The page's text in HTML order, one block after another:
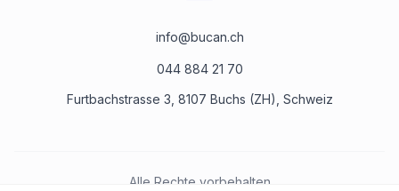
info@bucan.ch
044 884 21 70
Furtbachstrasse 3, 8107 Buchs (ZH), Schweiz
Alle Rechte vorbehalten